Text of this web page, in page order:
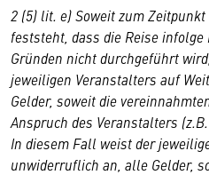
2 (5) lit. e) Soweit zum
feststeht, dass die Reise
Gründen nicht durchgeführt
jeweiligen Veranstalters auf
Gelder, soweit die
Anspruch des Veranstalters
In diesem Fall weist der
unwiderruflich an, alle Gelder,